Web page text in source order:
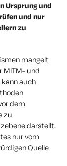
Ursprung und
und nur
zu
mangelt
MITM- und
auch
dem
zu
darstellt.
nur vom
Quelle